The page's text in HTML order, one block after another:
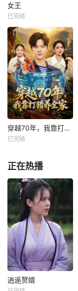
女王
已完结
穿越70年，我靠打猎养全家
已完结
正在热播
逍遥赘婿